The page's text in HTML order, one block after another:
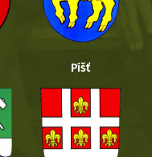
Píšť